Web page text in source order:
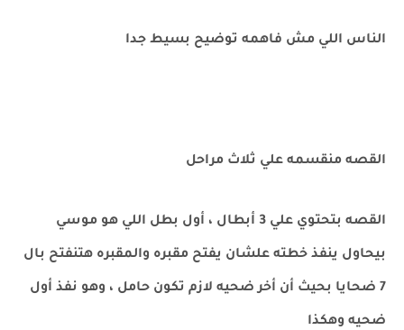
الناس اللي مش فاهمه توضيح بسيط جدا
القصه منقسمه علي ثلاث مراحل
القصه بتحتوي علي 3 أبطال ، أول بطل اللي هو موسي
بيحاول ينفذ خطته علشان يفتح مقبره والمقبره هتنفتح بال
7 ضحايا بحيث أن أخر ضحيه لازم تكون حامل ، وهو نفذ أول
ضحيه وهكذا